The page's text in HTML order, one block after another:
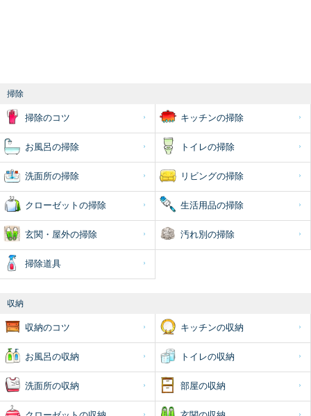
掃除
掃除のコツ キッチンの掃除
お風呂の掃除 トイレの掃除
洗面所の掃除 リビングの掃除
クローゼットの掃除 生活用品の掃除
玄関・屋外の掃除 汚れ別の掃除
掃除道具
収納
収納のコツ キッチンの収納
お風呂の収納 トイレの収納
洗面所の収納 部屋の収納